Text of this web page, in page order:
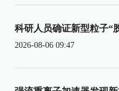
科研人员确证新型粒子“
2026-08-06 09:47